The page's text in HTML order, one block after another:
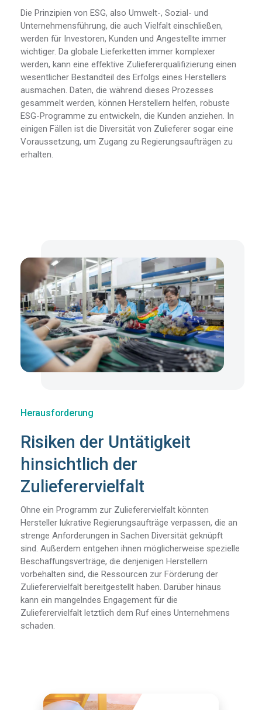
Die Prinzipien von ESG, also Umwelt-, Sozial- und
Unternehmensführung, die auch Vielfalt einschließen,
werden für Investoren, Kunden und Angestellte immer
wichtiger. Da globale Lieferketten immer komplexer
werden, kann eine effektive Zuliefererqualifizierung einen
wesentlicher Bestandteil des Erfolgs eines Herstellers
ausmachen. Daten, die während dieses Prozesses
gesammelt werden, können Herstellern helfen, robuste
ESG-Programme zu entwickeln, die Kunden anziehen. In
einigen Fällen ist die Diversität von Zulieferer sogar eine
Voraussetzung, um Zugang zu Regierungsaufträgen zu
erhalten.
Herausforderung
Risiken der Untätigkeit
hinsichtlich der
Zulieferervielfalt
Ohne ein Programm zur Zulieferervielfalt könnten
Hersteller lukrative Regierungsaufträge verpassen, die an
strenge Anforderungen in Sachen Diversität geknüpft
sind. Außerdem entgehen ihnen möglicherweise spezielle
Beschaffungsverträge, die denjenigen Herstellern
vorbehalten sind, die Ressourcen zur Förderung der
Zulieferervielfalt bereitgestellt haben. Darüber hinaus
kann ein mangelndes Engagement für die
Zulieferervielfalt letztlich dem Ruf eines Unternehmens
schaden.